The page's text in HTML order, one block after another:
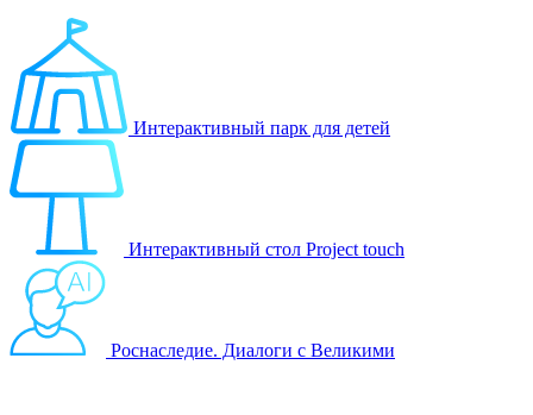
Интерактивный парк для детей
Интерактивный стол Project touch
Роснаследие. Диалоги с Великими